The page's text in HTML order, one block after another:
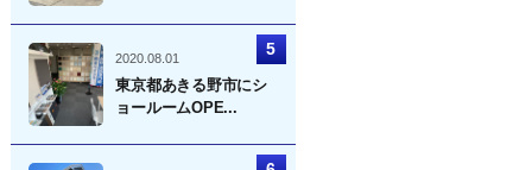
2020.08.01
東京都あきる野市にシ
ョールームOPE...